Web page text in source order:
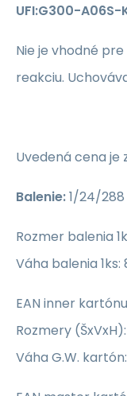
UFI:G300-
Nie je vhodné
reakciu.
Uvedená cena je
Balenie:1/24/288
Rozmer balenia
Váha balenia 1ks:
EAN inner
Rozmery
Váha G.W.